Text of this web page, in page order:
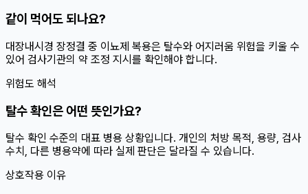
같이 먹어도 되나요?
대장내시경 장정결 중 이뇨제 복용은 탈수와 어지러움 위험을 키울 수
있어 검사기관의 약 조정 지시를 확인해야 합니다.
위험도 해석
탈수 확인은 어떤 뜻인가요?
탈수 확인 수준의 대표 병용 상황입니다. 개인의 처방 목적, 용량, 검사
수치, 다른 병용약에 따라 실제 판단은 달라질 수 있습니다.
상호작용 이유